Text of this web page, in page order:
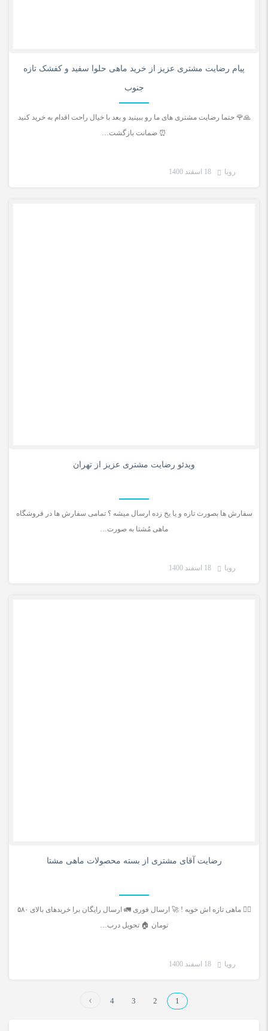
پیام رضایت مشتری عزیز از خرید ماهی حلوا سفید و کفشک تازه
جنوب
🙏🌹 حتما رضایت مشتری های ما رو ببینید و بعد با خیال راحت اقدام به خرید کنید
⏰ ضمانت بازگشت…
رویا 18 اسفند 1400
ویدئو رضایت مشتری عزیز از تهران
سفارش ها بصورت تازه و یا یخ زده ارسال میشه ؟ تمامی سفارش ها در فروشگاه
ماهی مُشتا به صورت…
رویا 18 اسفند 1400
رضایت آقای مشتری از بسته محصولات ماهی مشتا
🚣‍♂️ ماهی تازه اش خوبه ! 🚀 ارسال فوری 🚛 ارسال رایگان برا خریدهای بالای ۵۸۰
تومان 🏠 تحویل درب…
رویا 18 اسفند 1400
1
2
3
4